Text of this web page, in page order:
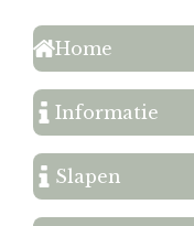
Home
Informatie
Slapen